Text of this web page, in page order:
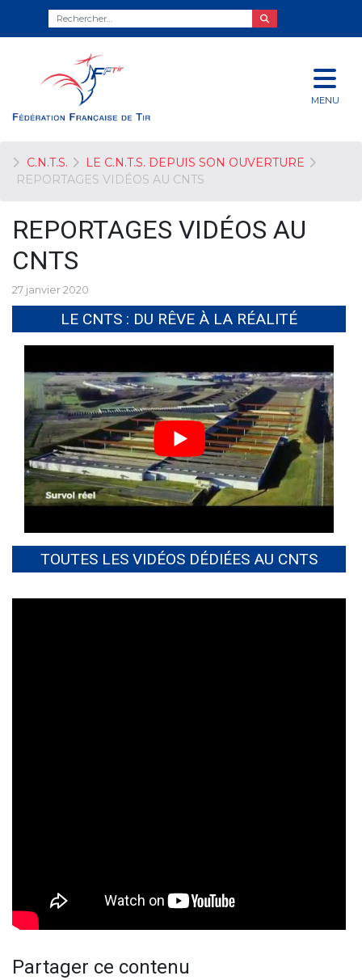
MENU
C.N.T.S.
LE C.N.T.S. DEPUIS SON OUVERTURE
REPORTAGES VIDÉOS AU CNTS
REPORTAGES VIDÉOS AU
CNTS
27 janvier 2020
LE CNTS : DU RÊVE À LA RÉALITÉ
TOUTES LES VIDÉOS DÉDIÉES AU CNTS
Partager ce contenu